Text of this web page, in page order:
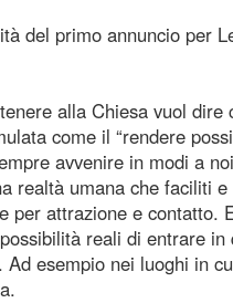
del primo annuncio per
alla Chiesa vuol
come il “rendere
avvenire in modi a
realtà umana che faciliti
per attrazione e contatto.
reali di entrare
esempio nei luoghi in